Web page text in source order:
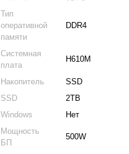
Тип
оперативной
памяти
DDR4
Системная
плата
H610M
Накопитель
SSD
SSD
2TB
Windows
Нет
Мощность
БП
500W